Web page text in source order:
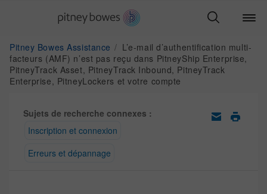
Pitney Bowes Assistance
L’e-mail d’authentification multi-
facteurs (AMF) n’est pas reçu dans PitneyShip Enterprise,
PitneyTrack Asset, PitneyTrack Inbound, PitneyTrack
Enterprise, PitneyLockers et votre compte
Sujets de recherche connexes :
Inscription et connexion
Erreurs et dépannage